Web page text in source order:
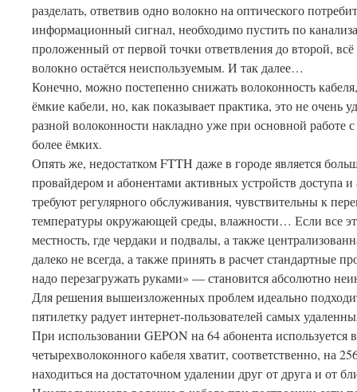
разделать, ответвив одно волокно на оптического
информационный сигнал, необходимо пустить по
проложенный от первой точки ответвления до второй,
волокно остаётся неиспользуемым. И так далее…
Конечно, можно постепенно снижать волоконность
ёмкие кабели, но, как показывает практика, это не очень
разной волоконности накладно уже при основной
более ёмких.
Опять же, недостатком FTTH даже в городе является
провайдером и абонентами активных устройств доступа
требуют регулярного обслуживания, чувствительны к
температуры окружающей среды, влажности… Если все
местность, где чердаки и подвалы, а также
далеко не всегда, а также принять в расчет стандартные
надо перезагружать руками» — становится абсолютно
Для решения вышеизложенных проблем идеально
пятилетку радует интернет-пользователей самых
При использовании GEPON на 64 абонента используется
четырехволоконного кабеля хватит, соответственно, на
находиться на достаточном удалении друг от друга и от